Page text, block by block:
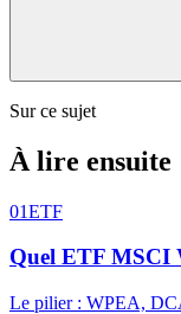
Sur ce sujet
À lire ensuite
01ETF
Quel ETF MSCI
Le pilier : WPEA,